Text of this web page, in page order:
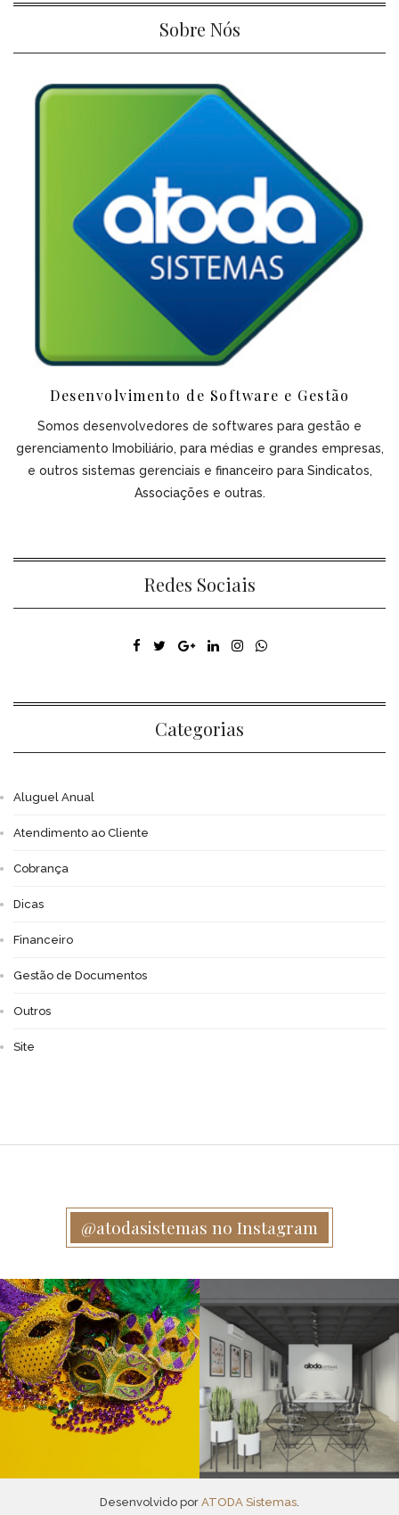
Sobre Nós
Desenvolvimento de Software e Gestão
Somos desenvolvedores de softwares para gestão e
gerenciamento Imobiliário, para médias e grandes empresas,
e outros sistemas gerenciais e financeiro para Sindicatos,
Associações e outras.
Redes Sociais
Categorias
Aluguel Anual
Atendimento ao Cliente
Cobrança
Dicas
Financeiro
Gestão de Documentos
Outros
Site
@atodasistemas no Instagram
Desenvolvido por ATODA Sistemas.